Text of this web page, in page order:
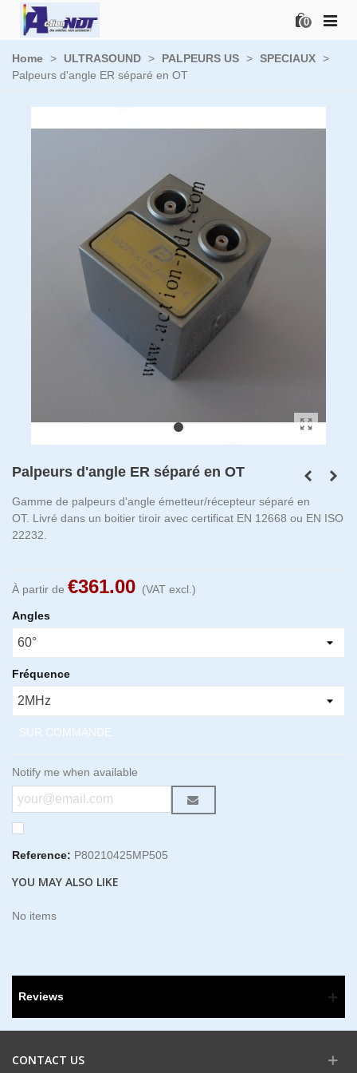
0
Home > ULTRASOUND > PALPEURS US > SPECIAUX >
Palpeurs d'angle ER séparé en OT
Palpeurs d'angle ER séparé en OT
Gamme de palpeurs d'angle émetteur/récepteur séparé en
OT. Livré dans un boitier tiroir avec certificat EN 12668 ou EN ISO
22232.
À partir de €361.00 (VAT excl.)
Angles
Fréquence
SUR COMMANDE
Notify me when available
Reference: P80210425MP505
YOU MAY ALSO LIKE
No items
Reviews
CONTACT US